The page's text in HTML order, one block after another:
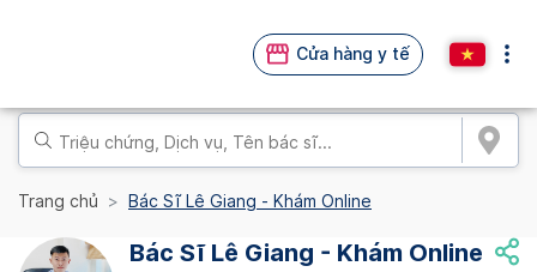
Cửa hàng y tế
Trang chủ Bác Sĩ Lê Giang - Khám Online
Bác Sĩ Lê Giang - Khám Online